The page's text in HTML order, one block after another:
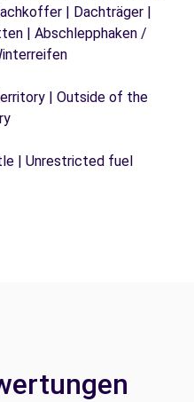
| Dachträger |
| Abschlepphaken /
| Outside of the
| Unrestricted fuel